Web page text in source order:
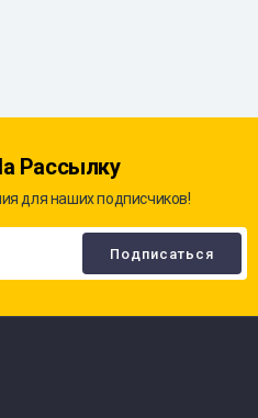
Рассылку
для наших подписчиков!